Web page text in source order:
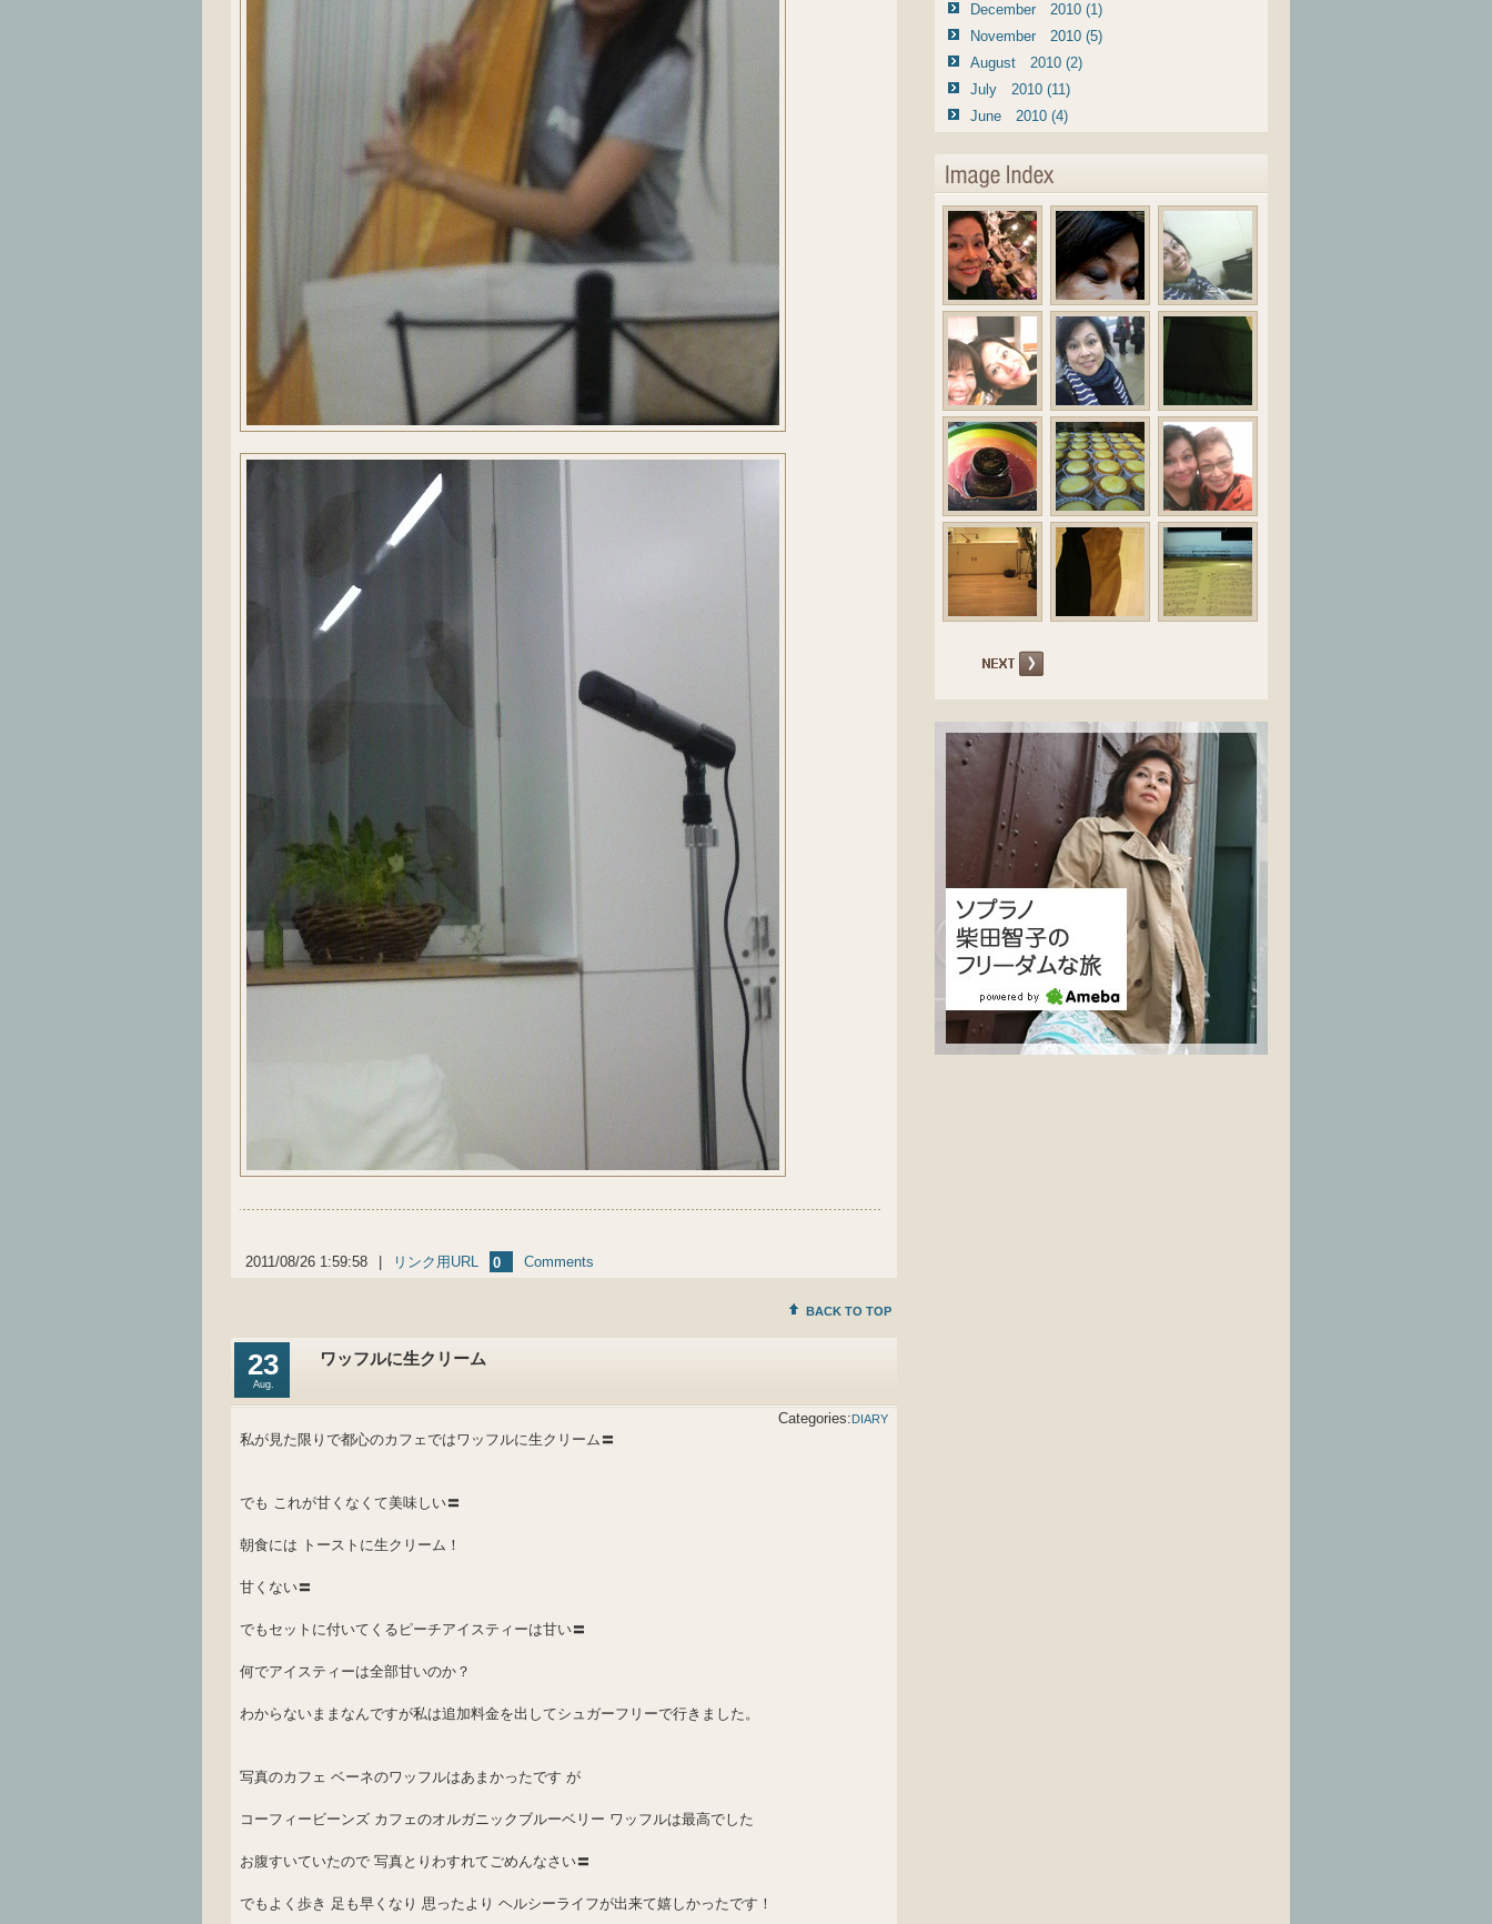
2011/08/26 1:59:58 リンク用URL 0 Comments
BACK TO TOP
23
Aug.
ワッフルに生クリーム
Categories:DIARY
私が見た限りで都心のカフェではワッフルに生クリーム〓
でも これが甘くなくて美味しい〓
朝食には トーストに生クリーム！
甘くない〓
でもセットに付いてくるピーチアイスティーは甘い〓
何でアイスティーは全部甘いのか？
わからないままなんですが私は追加料金を出してシュガーフリーで行きました。
写真のカフェ ベーネのワッフルはあまかったです が
コーフィービーンズ カフェのオルガニックブルーベリー ワッフルは最高でした
お腹すいていたので 写真とりわすれてごめんなさい〓
でもよく歩き 足も早くなり 思ったより ヘルシーライフが出来て嬉しかったです！
December 2010 (1)
November 2010 (5)
August 2010 (2)
July 2010 (11)
June 2010 (4)